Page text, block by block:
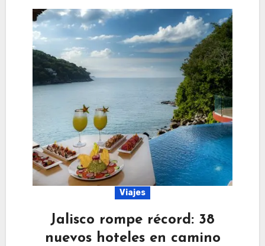
Viajes
Jalisco rompe récord: 38
nuevos hoteles en camino